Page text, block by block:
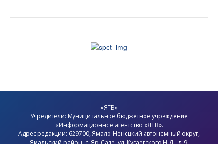
«ЯТВ»
Учредители: Муниципальное бюджетное учреждение
«Информационное агентство «ЯТВ».
Адрес редакции: 629700, Ямало-Ненецкий автономный округ,
Ямальский район , с. Яр-Сале , ул. Кугаевского Н.Д., д. 9.